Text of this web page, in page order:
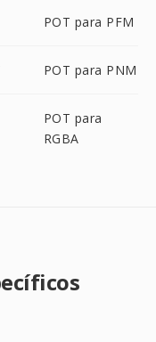
POT para PFM
POT para PNM
POT para
RGBA